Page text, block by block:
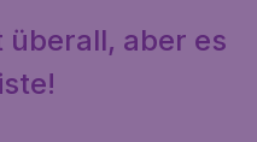
aber es